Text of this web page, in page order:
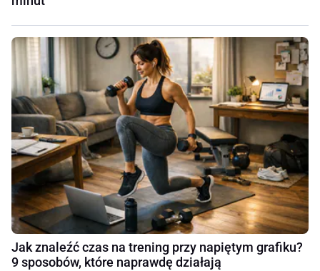
Jak znaleźć czas na trening przy napiętym grafiku?
9 sposobów, które naprawdę działają